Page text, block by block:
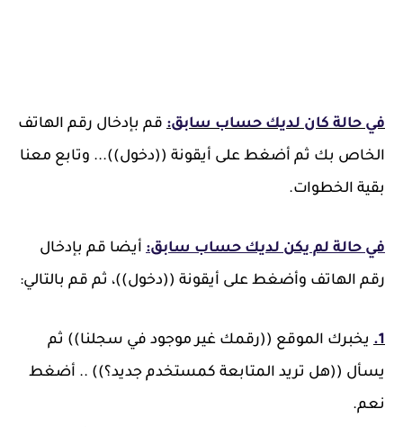
في حالة كان لديك حساب سابق: قم بإدخال رقم الهاتف
الخاص بك ثم أضغط على أيقونة ((دخول))... وتابع معنا
بقية الخطوات.
في حالة لم يكن لديك حساب سابق: أيضا قم بإدخال
رقم الهاتف وأضغط على أيقونة ((دخول))، ثم قم بالتالي:
1.
يخبرك الموقع ((رقمك غير موجود في سجلنا)) ثم
يسأل ((هل تريد المتابعة كمستخدم جديد؟)) .. أضغط
نعم.